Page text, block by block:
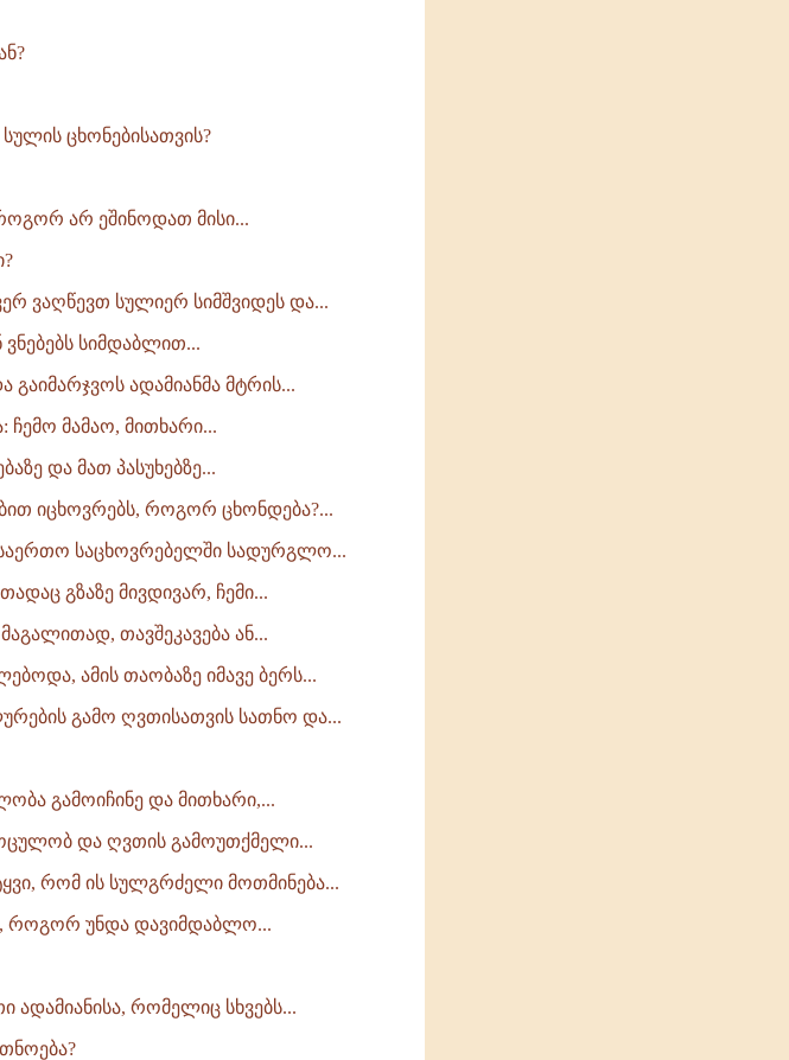
ცხონებისათვის?
როგორ არ ეშინოდათ მისი...
ვაღწევთ სულიერ სიმშვიდეს და...
ვნებებს სიმდაბლით...
ადამიანმა მტრის...
ჩემო მამაო, მითხარი...
და მათ პასუხებზე...
იცხოვრებს, როგორ ცხონდება?...
საერთო საცხოვრებელში სადურგლო...
გზაზე მივდივარ, ჩემი...
თავშეკავება ან...
ამის თაობაზე იმავე ბერს...
გამო ღვთისათვის სათნო და...
გამოიჩინე და მითხარი,...
და ღვთის გამოუთქმელი...
რომ ის სულგრძელი მოთმინება...
როგორ უნდა დავიმდაბლო...
რომელიც სხვებს...